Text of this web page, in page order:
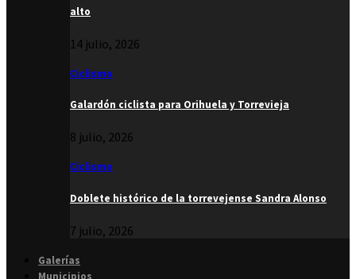
alto
14 julio, 2026
Ciclismo
Galardón ciclista para Orihuela y Torrevieja
8 julio, 2026
Ciclismo
Doblete histórico de la torrevejense Sandra Alonso
7 julio, 2026
Galerías
Municipios